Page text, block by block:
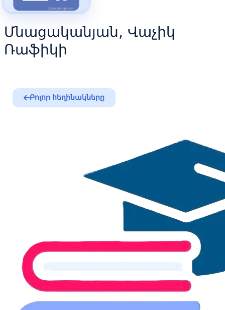
Մնացականյան, Վաչիկ
Ռաֆիկի
Բոլոր հեղինակները